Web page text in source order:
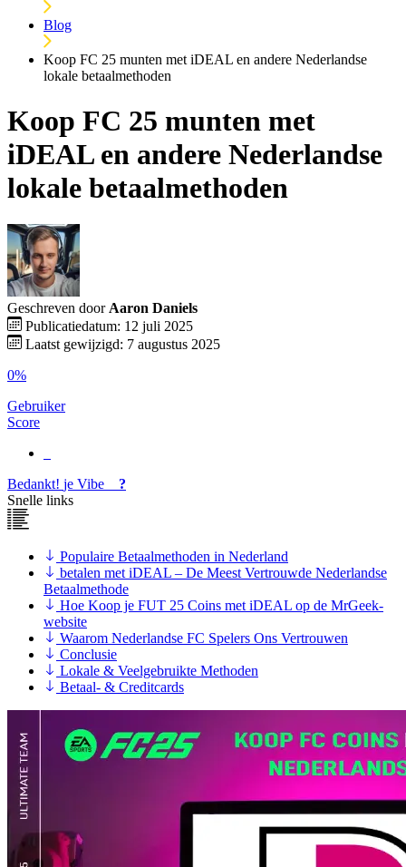
Blog
Koop FC 25 munten met iDEAL en andere Nederlandse
lokale betaalmethoden
Koop FC 25 munten met
iDEAL en andere Nederlandse
lokale betaalmethoden
Geschreven door Aaron Daniels
Publicatiedatum: 12 juli 2025
Laatst gewijzigd: 7 augustus 2025
0%
Gebruiker
Score
Bedankt! je Vibe
?
Snelle links
Populaire Betaalmethoden in Nederland
betalen met iDEAL – De Meest Vertrouwde Nederlandse
Betaalmethode
Hoe Koop je FUT 25 Coins met iDEAL op de MrGeek-
website
Waarom Nederlandse FC Spelers Ons Vertrouwen
Conclusie
Lokale & Veelgebruikte Methoden
Betaal- & Creditcards